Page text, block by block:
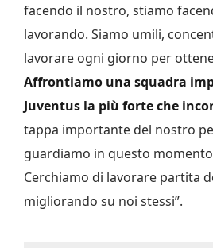
facendo il nostro, stiamo
lavorando. Siamo umili,
lavorare ogni giorno per
Affrontiamo una squadra
Juventus la più forte che
tappa importante del nostro
guardiamo in questo
Cerchiamo di lavorare partita
migliorando su noi stessi”.